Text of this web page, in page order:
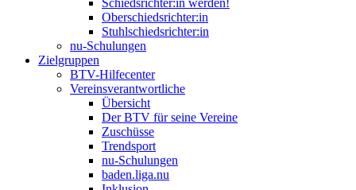
Schiedsrichter:in werden!
Oberschiedsrichter:in
Stuhlschiedsrichter:in
nu-Schulungen
Zielgruppen
BTV-Hilfecenter
Vereinsverantwortliche
Übersicht
Der BTV für seine Vereine
Zuschüsse
Trendsport
nu-Schulungen
baden.liga.nu